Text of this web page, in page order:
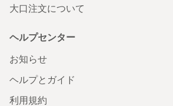
大口注文について
ヘルプセンター
お知らせ
ヘルプとガイド
利用規約